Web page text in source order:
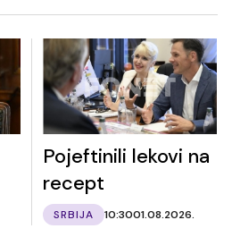
Pojeftinili lekovi na
recept
SRBIJA 10:3001.08.2026.